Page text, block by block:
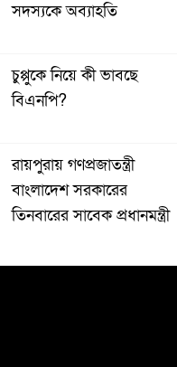
সদস্যকে অব্যাহতি
চুপ্পুকে নিয়ে কী ভাবছে
বিএনপি?
রায়পুরায় গণপ্রজাতন্ত্রী
বাংলাদেশ সরকারের
তিনবারের সাবেক প্রধানমন্ত্রী
জিয়ার রুহের মাগফেরাত